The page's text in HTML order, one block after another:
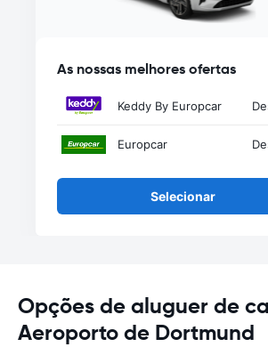
As nossas melhores ofertas
Keddy By Europcar
Europcar
Selecionar
Opções de aluguer de
Aeroporto de Dortmund